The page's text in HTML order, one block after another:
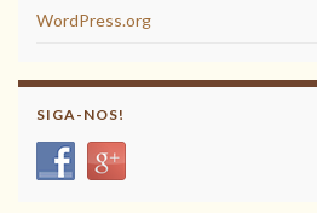
WordPress.org
SIGA-NOS!